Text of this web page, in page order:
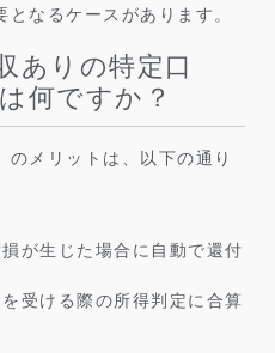
なるケースがあります。
ありの特定口
何ですか？
のメリットは、以下の通り
が生じた場合に自動で還付
受ける際の所得判定に合算